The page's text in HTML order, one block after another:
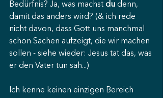
Bedürfnis? Ja, was machst du denn,
damit das anders wird? (& ich rede
nicht davon, dass Gott uns manchmal
schon Sachen aufzeigt, die wir machen
sollen - siehe wieder: Jesus tat das, was
er den Vater tun sah...)
Ich kenne keinen einzigen Bereich